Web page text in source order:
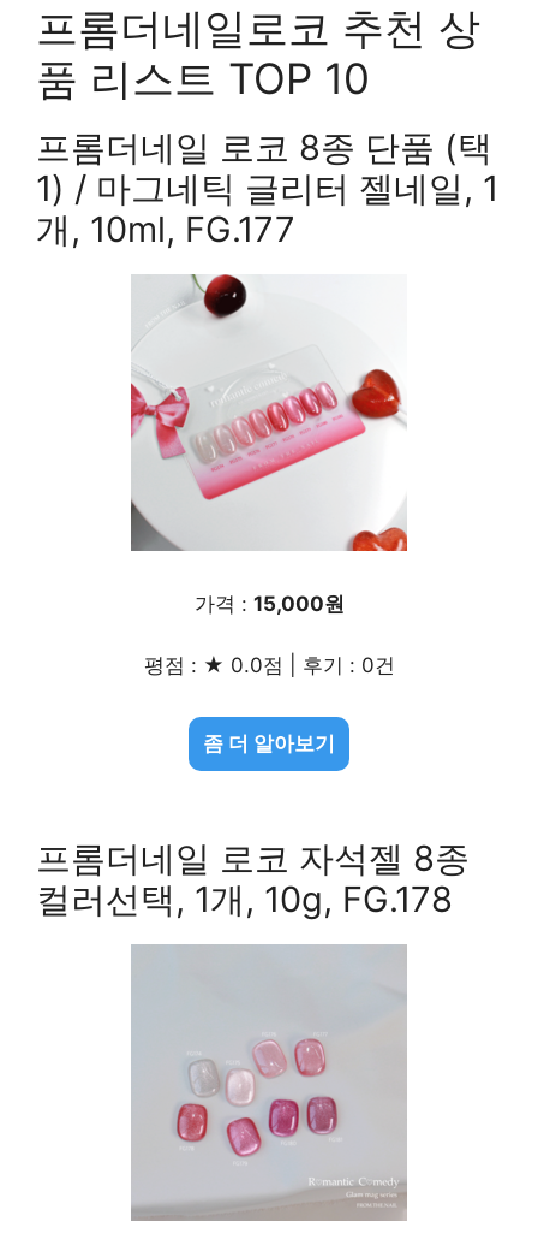
프롬더네일로코 추천 상
품 리스트 TOP 10
프롬더네일 로코 8종 단품 (택
1) / 마그네틱 글리터 젤네일, 1
개, 10ml, FG.177
가격 : 15,000원
평점 : ★ 0.0점 | 후기 : 0건
좀 더 알아보기
프롬더네일 로코 자석젤 8종
컬러선택, 1개, 10g, FG.178